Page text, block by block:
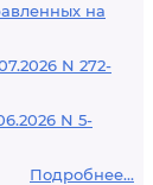
на
N 272-
N 5-
Подробнее...